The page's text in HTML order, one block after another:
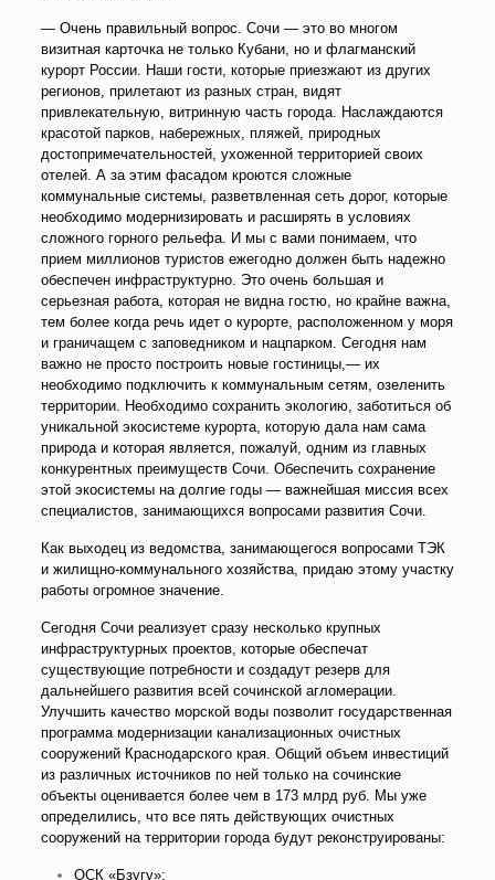
— Очень правильный вопрос. Сочи — это во многом
визитная карточка не только Кубани, но и флагманский
курорт России. Наши гости, которые приезжают из других
регионов, прилетают из разных стран, видят
привлекательную, витринную часть города. Наслаждаются
красотой парков, набережных, пляжей, природных
достопримечательностей, ухоженной территорией своих
отелей. А за этим фасадом кроются сложные
коммунальные системы, разветвленная сеть дорог, которые
необходимо модернизировать и расширять в условиях
сложного горного рельефа. И мы с вами понимаем, что
прием миллионов туристов ежегодно должен быть надежно
обеспечен инфраструктурно. Это очень большая и
серьезная работа, которая не видна гостю, но крайне важна,
тем более когда речь идет о курорте, расположенном у моря
и граничащем с заповедником и нацпарком. Сегодня нам
важно не просто построить новые гостиницы,— их
необходимо подключить к коммунальным сетям, озеленить
территории. Необходимо сохранить экологию, заботиться об
уникальной экосистеме курорта, которую дала нам сама
природа и которая является, пожалуй, одним из главных
конкурентных преимуществ Сочи. Обеспечить сохранение
этой экосистемы на долгие годы — важнейшая миссия всех
специалистов, занимающихся вопросами развития Сочи.
Как выходец из ведомства, занимающегося вопросами ТЭК
и жилищно-коммунального хозяйства, придаю этому участку
работы огромное значение.
Сегодня Сочи реализует сразу несколько крупных
инфраструктурных проектов, которые обеспечат
существующие потребности и создадут резерв для
дальнейшего развития всей сочинской агломерации.
Улучшить качество морской воды позволит государственная
программа модернизации канализационных очистных
сооружений Краснодарского края. Общий объем инвестиций
из различных источников по ней только на сочинские
объекты оценивается более чем в 173 млрд руб. Мы уже
определились, что все пять действующих очистных
сооружений на территории города будут реконструированы:
ОСК «Бзугу»;